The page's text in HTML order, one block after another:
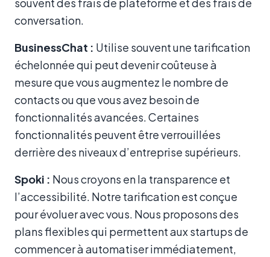
souvent des frais de plateforme et des frais de
conversation.
BusinessChat : Utilise souvent une tarification
échelonnée qui peut devenir coûteuse à
mesure que vous augmentez le nombre de
contacts ou que vous avez besoin de
fonctionnalités avancées. Certaines
fonctionnalités peuvent être verrouillées
derrière des niveaux d’entreprise supérieurs.
Spoki : Nous croyons en la transparence et
l’accessibilité. Notre tarification est conçue
pour évoluer avec vous. Nous proposons des
plans flexibles qui permettent aux startups de
commencer à automatiser immédiatement,